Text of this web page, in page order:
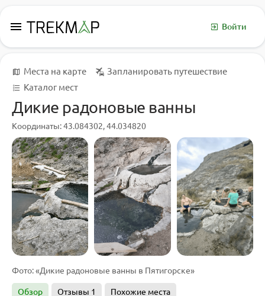
menu Войти
Места на карте
Запланировать путешествие
Каталог мест
Дикие радоновые ванны
Координаты: 43.084302, 44.034820
Фото: «Дикие радоновые ванны в Пятигорске»
Обзор Отзывы 1 Похожие места